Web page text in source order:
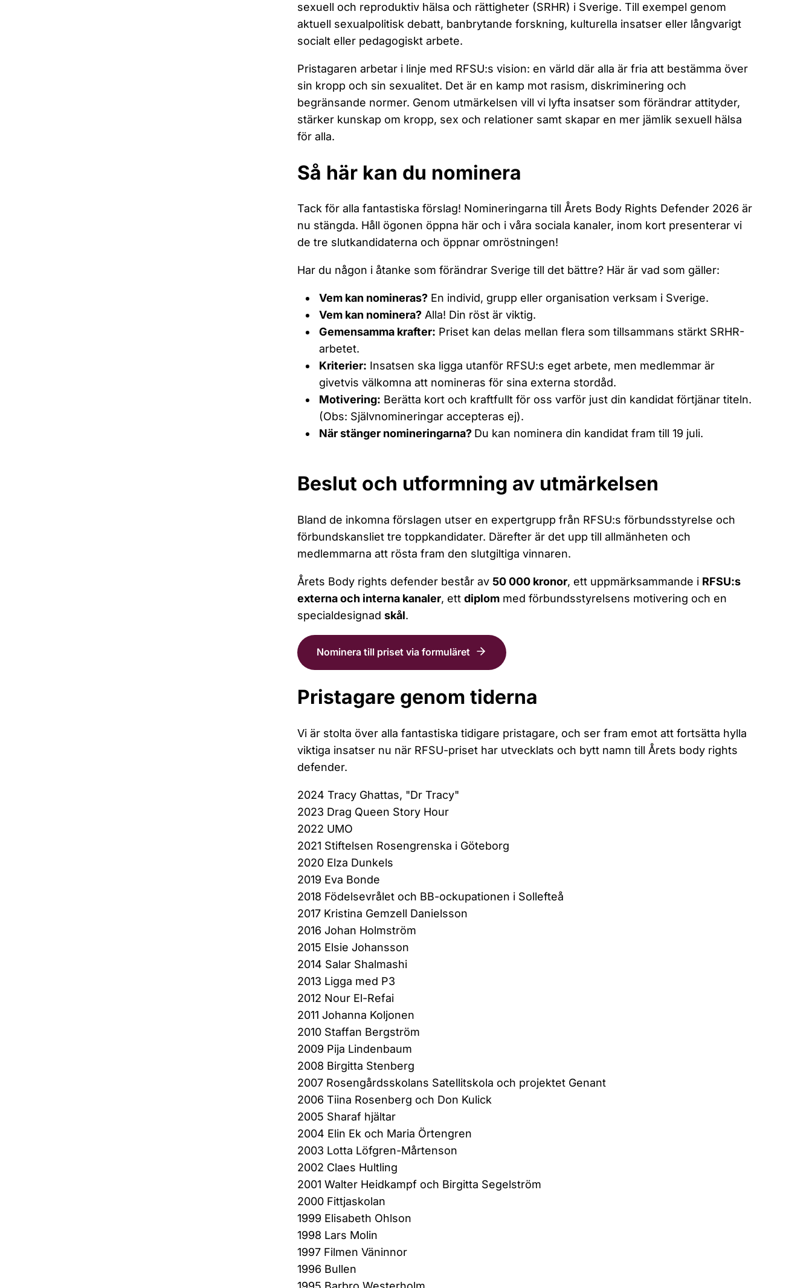
sexuell och reproduktiv hälsa och rättigheter (SRHR) i Sverige. Till exempel genom
aktuell sexualpolitisk debatt, banbrytande forskning, kulturella insatser eller långvarigt
socialt eller pedagogiskt arbete.
Pristagaren arbetar i linje med RFSU:s vision: en värld där alla är fria att bestämma över
sin kropp och sin sexualitet. Det är en kamp mot rasism, diskriminering och
begränsande normer. Genom utmärkelsen vill vi lyfta insatser som förändrar attityder,
stärker kunskap om kropp, sex och relationer samt skapar en mer jämlik sexuell hälsa
för alla.
Så här kan du nominera
Tack för alla fantastiska förslag! Nomineringarna till Årets Body Rights Defender 2026 är
nu stängda. Håll ögonen öppna här och i våra sociala kanaler, inom kort presenterar vi
de tre slutkandidaterna och öppnar omröstningen!
Har du någon i åtanke som förändrar Sverige till det bättre? Här är vad som gäller:
Vem kan nomineras?En individ, grupp eller organisation verksam i Sverige.
Vem kan nominera?Alla! Din röst är viktig.
Gemensamma krafter: Priset kan delas mellan flera som tillsammans stärkt SRHR-
arbetet.
Kriterier: Insatsen ska ligga utanför RFSU:s eget arbete, men medlemmar är
givetvis välkomna att nomineras för sina externa stordåd.
Motivering: Berätta kort och kraftfullt för oss varför just din kandidat förtjänar titeln.
(Obs: Självnomineringar accepteras ej).
När stänger nomineringarna? Du kan nominera din kandidat fram till 19 juli.
Beslut och utformning av utmärkelsen
Bland de inkomna förslagen utser en expertgrupp från RFSU:s förbundsstyrelse och
förbundskansliet tre toppkandidater. Därefter är det upp till allmänheten och
medlemmarna att rösta fram den slutgiltiga vinnaren.
Årets Body rights defender består av 50 000 kronor, ett uppmärksammande i RFSU:s
externa och interna kanaler, ett diplommed förbundsstyrelsens motivering och en
specialdesignad skål.
Nominera till priset via formuläret
Pristagare genom tiderna
Vi är stolta över alla fantastiska tidigare pristagare, och ser fram emot att fortsätta hylla
viktiga insatser nu när RFSU-priset har utvecklats och bytt namn till Årets body rights
defender.
2024 Tracy Ghattas, "Dr Tracy"
2023 Drag Queen Story Hour
2022 UMO
2021 Stiftelsen Rosengrenska i Göteborg
2020 Elza Dunkels
2019 Eva Bonde
2018 Födelsevrålet och BB-ockupationen i Sollefteå
2017 Kristina Gemzell Danielsson
2016 Johan Holmström
2015 Elsie Johansson
2014 Salar Shalmashi
2013 Ligga med P3
2012 Nour El-Refai
2011 Johanna Koljonen
2010 Staffan Bergström
2009 Pija Lindenbaum
2008 Birgitta Stenberg
2007 Rosengårdsskolans Satellitskola och projektet Genant
2006 Tiina Rosenberg och Don Kulick
2005 Sharaf hjältar
2004 Elin Ek och Maria Örtengren
2003 Lotta Löfgren-Mårtenson
2002 Claes Hultling
2001 Walter Heidkampf och Birgitta Segelström
2000 Fittjaskolan
1999 Elisabeth Ohlson
1998 Lars Molin
1997 Filmen Väninnor
1996 Bullen